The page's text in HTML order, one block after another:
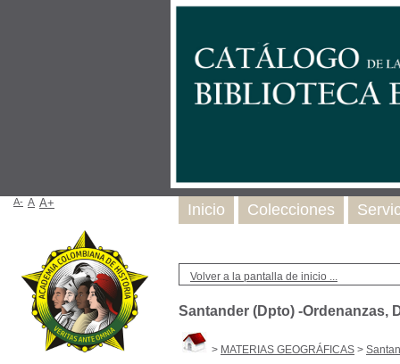
Volver a la pantalla de inicio ...
Santander (Dpto) -Ordenanzas,
> MATERIAS GEOGRÁFICAS >
Inicio Colecciones
A- A A+